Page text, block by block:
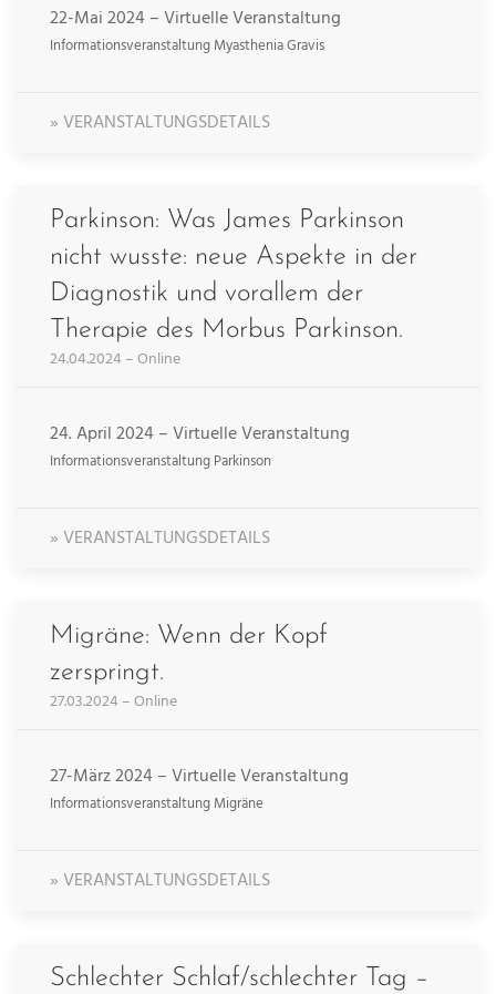
22-Mai 2024 – Virtuelle Veranstaltung
Informationsveranstaltung Myasthenia Gravis
» VERANSTALTUNGSDETAILS
Parkinson: Was James Parkinson
nicht wusste: neue Aspekte in der
Diagnostik und vorallem der
Therapie des Morbus Parkinson.
24.04.2024 – Online
24. April 2024 – Virtuelle Veranstaltung
Informationsveranstaltung Parkinson
» VERANSTALTUNGSDETAILS
Migräne: Wenn der Kopf
zerspringt.
27.03.2024 – Online
27-März 2024 – Virtuelle Veranstaltung
Informationsveranstaltung Migräne
» VERANSTALTUNGSDETAILS
Schlechter Schlaf/schlechter Tag –